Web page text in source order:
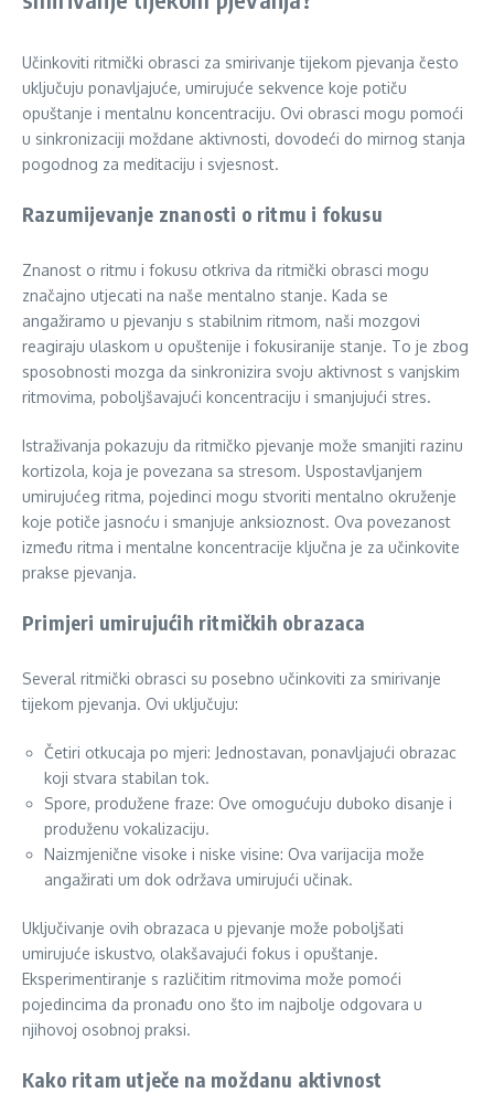
Učinkoviti ritmički obrasci za smirivanje tijekom pjevanja često
uključuju ponavljajuće, umirujuće sekvence koje potiču
opuštanje i mentalnu koncentraciju. Ovi obrasci mogu pomoći
u sinkronizaciji moždane aktivnosti, dovodeći do mirnog stanja
pogodnog za meditaciju i svjesnost.
Razumijevanje znanosti o ritmu i fokusu
Znanost o ritmu i fokusu otkriva da ritmički obrasci mogu
značajno utjecati na naše mentalno stanje. Kada se
angažiramo u pjevanju s stabilnim ritmom, naši mozgovi
reagiraju ulaskom u opuštenije i fokusiranije stanje. To je zbog
sposobnosti mozga da sinkronizira svoju aktivnost s vanjskim
ritmovima, poboljšavajući koncentraciju i smanjujući stres.
Istraživanja pokazuju da ritmičko pjevanje može smanjiti razinu
kortizola, koja je povezana sa stresom. Uspostavljanjem
umirujućeg ritma, pojedinci mogu stvoriti mentalno okruženje
koje potiče jasnoću i smanjuje anksioznost. Ova povezanost
između ritma i mentalne koncentracije ključna je za učinkovite
prakse pjevanja.
Primjeri umirujućih ritmičkih obrazaca
Several ritmički obrasci su posebno učinkoviti za smirivanje
tijekom pjevanja. Ovi uključuju:
Četiri otkucaja po mjeri: Jednostavan, ponavljajući obrazac
koji stvara stabilan tok.
Spore, produžene fraze: Ove omogućuju duboko disanje i
produženu vokalizaciju.
Naizmjenične visoke i niske visine: Ova varijacija može
angažirati um dok održava umirujući učinak.
Uključivanje ovih obrazaca u pjevanje može poboljšati
umirujuće iskustvo, olakšavajući fokus i opuštanje.
Eksperimentiranje s različitim ritmovima može pomoći
pojedincima da pronađu ono što im najbolje odgovara u
njihovoj osobnoj praksi.
Kako ritam utječe na moždanu aktivnost